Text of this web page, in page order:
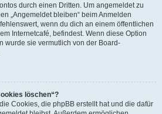
durch einen Dritten. Um angemeldet zu
„Angemeldet bleiben“ beim Anmelden
wenn du dich an einem öffentlichen
Internetcafé, befindest. Wenn diese Option
wurde sie vermutlich von der Board-
löschen“?
Cookies, die phpBB erstellt hat und die dafür